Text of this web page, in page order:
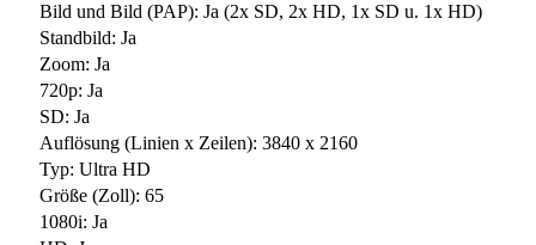
Bild und Bild (PAP): Ja (2x SD, 2x HD, 1x SD u. 1x HD)
Standbild: Ja
Zoom: Ja
720p: Ja
SD: Ja
Auflösung (Linien x Zeilen): 3840 x 2160
Typ: Ultra HD
Größe (Zoll): 65
1080i: Ja